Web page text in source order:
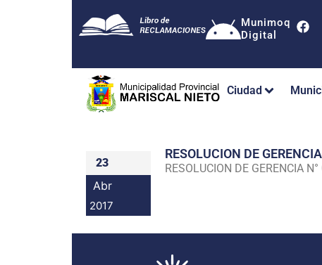
Munimoq
Digital
Ciudad
23
Abr
2017
RESOLUCION DE
RESOLUCION DE GERENCIA